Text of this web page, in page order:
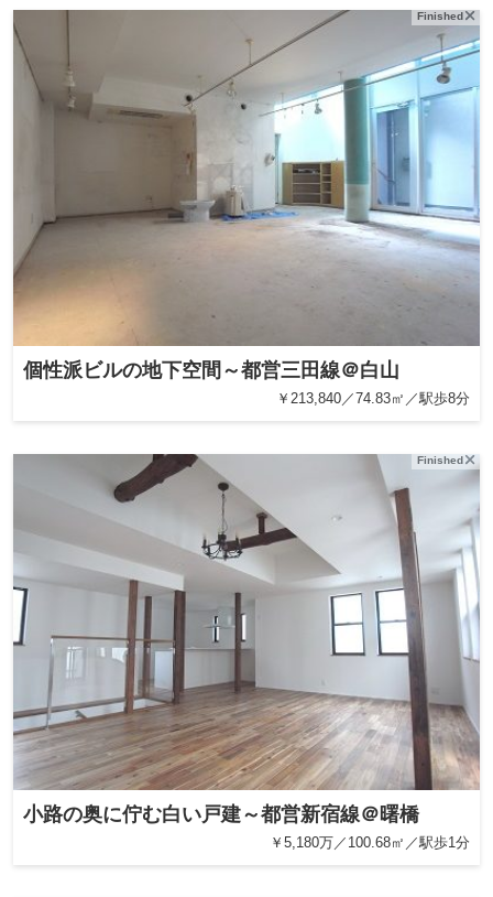
Finished
個性派ビルの地下空間～都営三田線＠白山
￥213,840／74.83㎡／駅歩8分
Finished
小路の奥に佇む白い戸建～都営新宿線＠曙橋
￥5,180万／100.68㎡／駅歩1分